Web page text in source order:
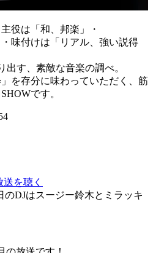
役は「和、邦楽」・
味付けは「リアル、強い説得
出す、素敵な音楽の調べ。
を存分に味わっていただく、筋
です。
を聴く
のDJはスージー鈴木とミラッキ